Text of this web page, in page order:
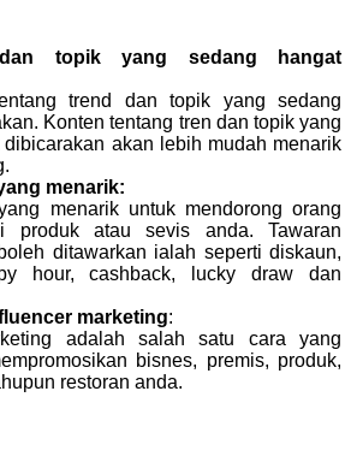
topik yang sedang hangat
trend dan topik yang sedang
Konten tentang tren dan topik yang
akan lebih mudah menarik
menarik:
menarik untuk mendorong orang
produk atau sevis anda. Tawaran
ditawarkan ialah seperti diskaun,
hour, cashback, lucky draw dan
marketing:
adalah salah satu cara yang
bisnes, premis, produk,
restoran anda.